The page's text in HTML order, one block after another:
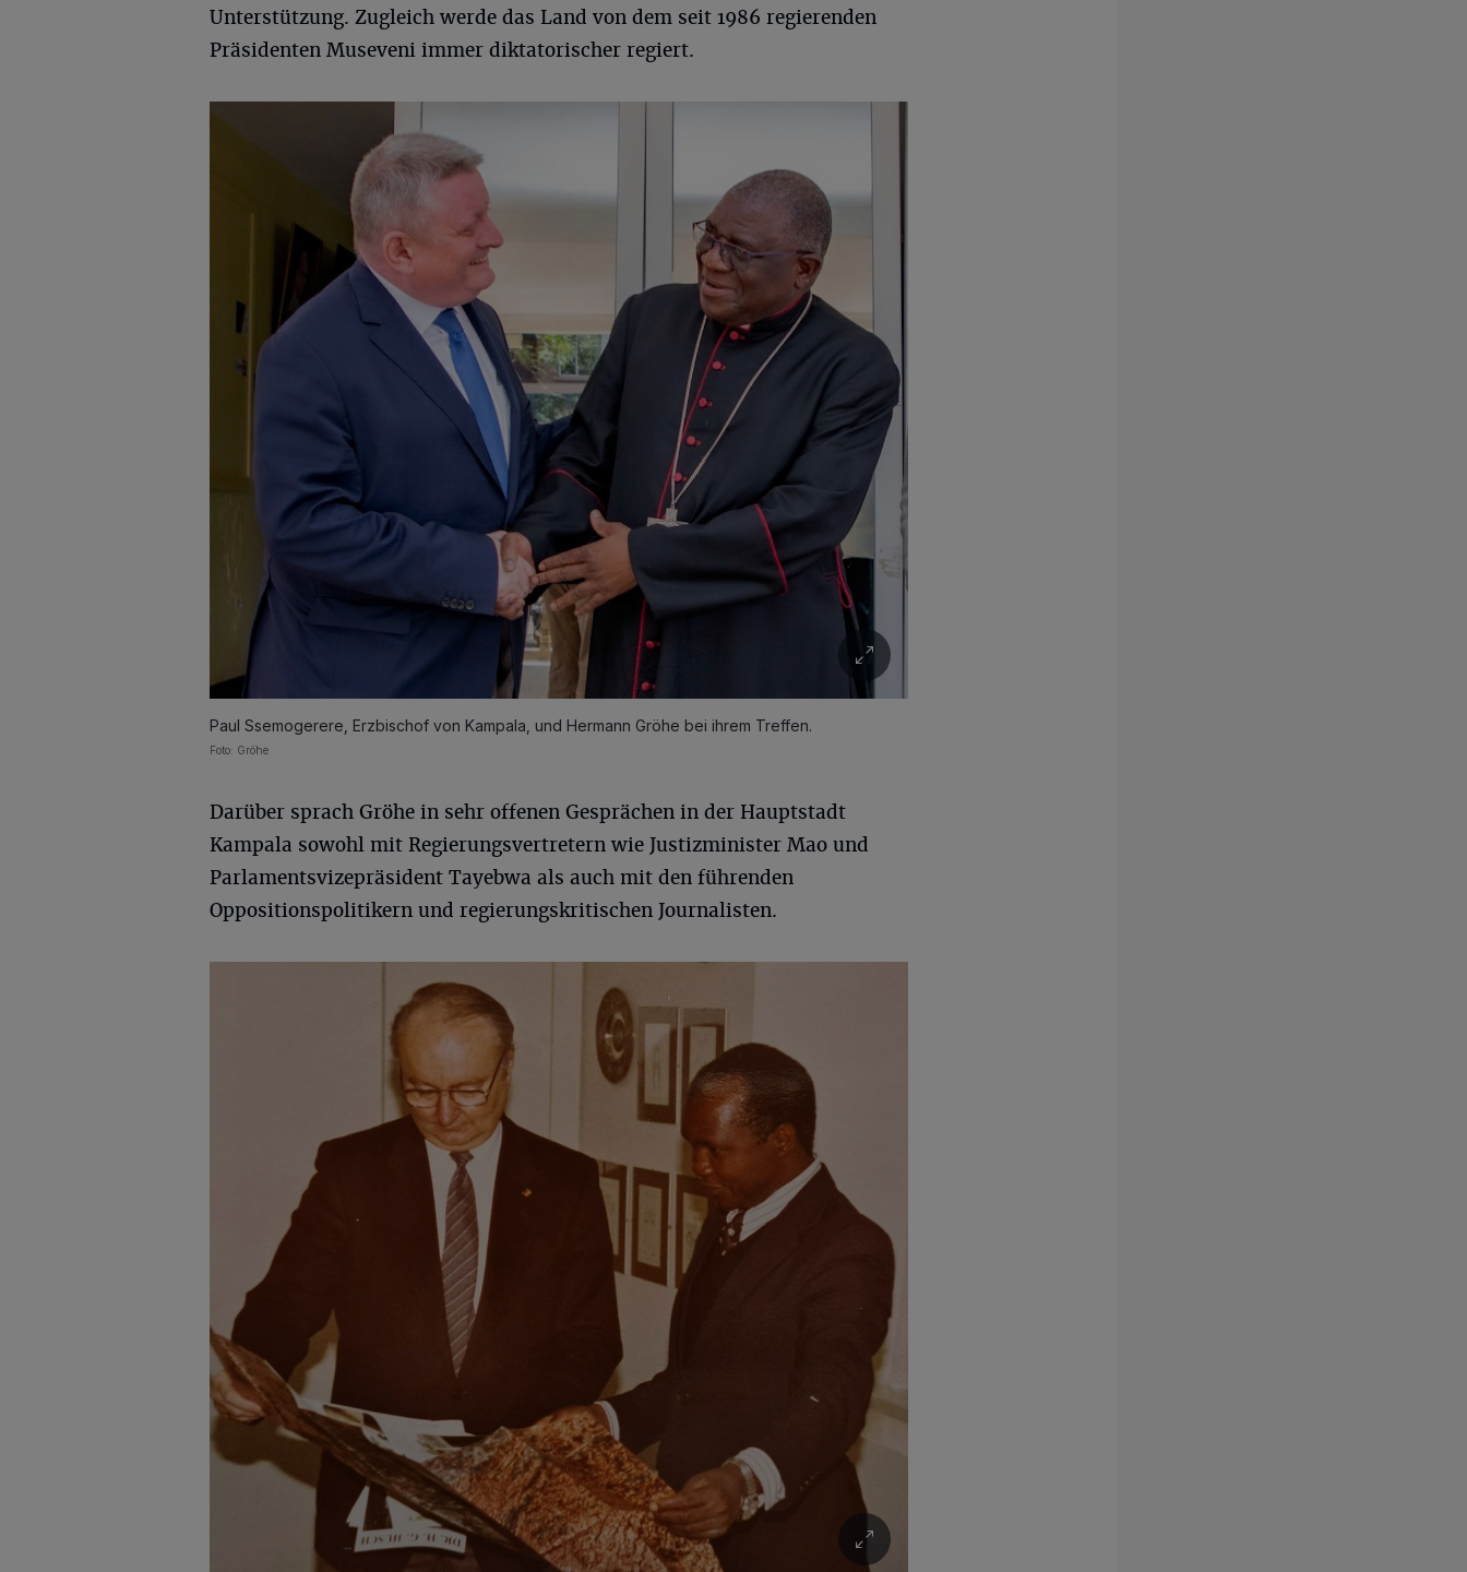
Unterstützung. Zugleich werde das Land von dem seit 1986 regierenden
Präsidenten Museveni immer diktatorischer regiert.
Paul Ssemogerere, Erzbischof von Kampala, und Hermann Gröhe bei ihrem Treffen.
Foto: Gröhe
Darüber sprach Gröhe in sehr offenen Gesprächen in der Hauptstadt
Kampala sowohl mit Regierungsvertretern wie Justizminister Mao und
Parlamentsvizepräsident Tayebwa als auch mit den führenden
Oppositionspolitikern und regierungskritischen Journalisten.